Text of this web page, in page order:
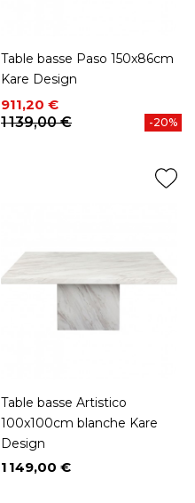
Table basse Paso 150x86cm
Kare Design
Prix
911,20 €
Prix de base
1 139,00 €
-20%
Table basse Artistico
100x100cm blanche Kare
Design
Prix
1 149,00 €